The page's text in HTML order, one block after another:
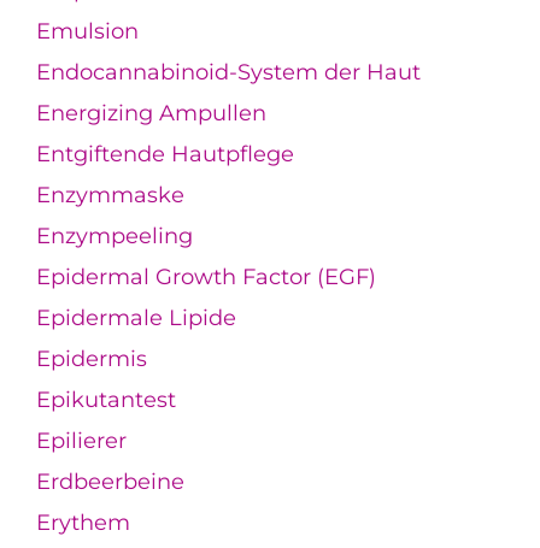
Emulsion
Endocannabinoid-System der Haut
Energizing Ampullen
Entgiftende Hautpflege
Enzymmaske
Enzympeeling
Epidermal Growth Factor (EGF)
Epidermale Lipide
Epidermis
Epikutantest
Epilierer
Erdbeerbeine
Erythem